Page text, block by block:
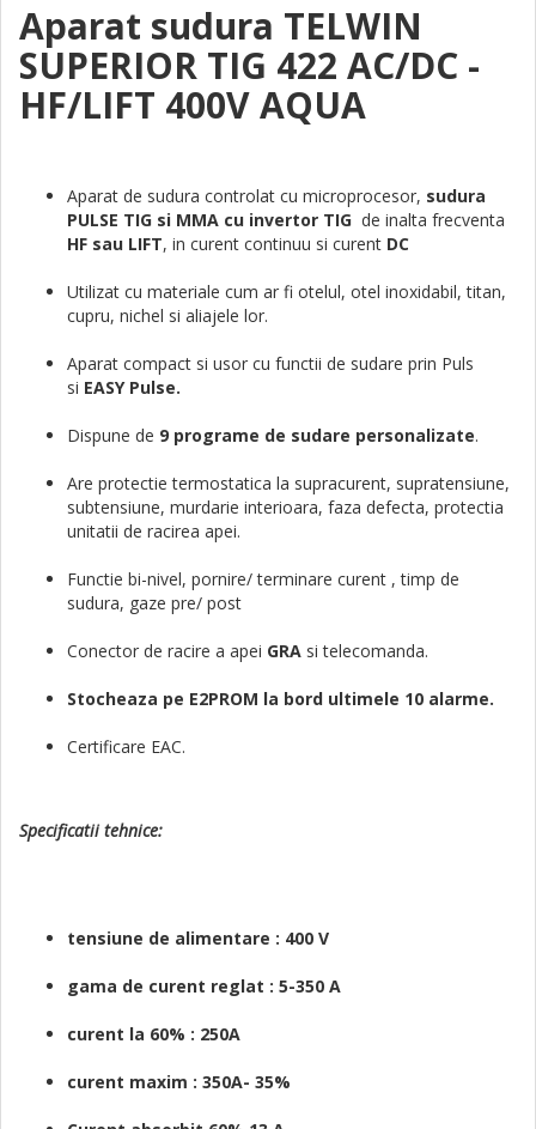
Aparat sudura TELWIN
SUPERIOR TIG 422 AC/DC -
HF/LIFT 400V AQUA
Aparat de sudura controlat cu microprocesor, sudura
PULSE TIG si MMA cu invertor TIG de inalta frecventa
HF sau LIFT, in curent continuu si curent DC
Utilizat cu materiale cum ar fi otelul, otel inoxidabil, titan,
cupru, nichel si aliajele lor.
Aparat compact si usor cu functii de sudare prin Puls
si EASY Pulse.
Dispune de 9 programe de sudare personalizate.
Are protectie termostatica la supracurent, supratensiune,
subtensiune, murdarie interioara, faza defecta, protectia
unitatii de racirea apei.
Functie bi-nivel, pornire/ terminare curent , timp de
sudura, gaze pre/ post
Conector de racire a apei GRA si telecomanda.
Stocheaza pe E2PROM la bord ultimele 10 alarme.
Certificare EAC.
Specificatiitehnice:
tensiune de alimentare : 400 V
gama de curent reglat : 5-350 A
curent la 60% : 250A
curent maxim : 350A- 35%